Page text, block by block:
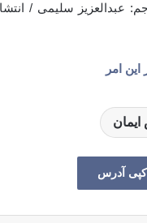
عبدالعزیز سلیمی /
امر
کپی آدرس